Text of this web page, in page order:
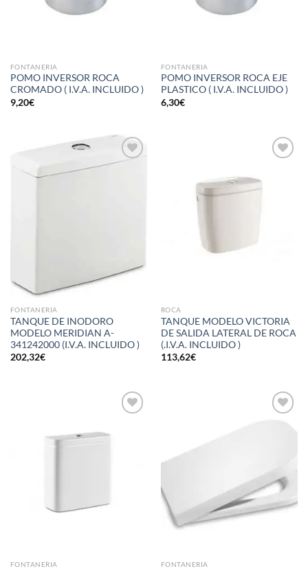
FONTANERIA
POMO INVERSOR ROCA
CROMADO ( I.V.A. INCLUIDO )
9,20€
FONTANERIA
POMO INVERSOR ROCA EJE
PLASTICO ( I.V.A. INCLUIDO )
6,30€
FONTANERIA
TANQUE DE INODORO
MODELO MERIDIAN A-
341242000 (I.V.A. INCLUIDO )
202,32€
ROCA
TANQUE MODELO VICTORIA
DE SALIDA LATERAL DE ROCA
(.I.V.A. INCLUIDO )
113,62€
FONTANERIA
Añadir
FONTANERIA